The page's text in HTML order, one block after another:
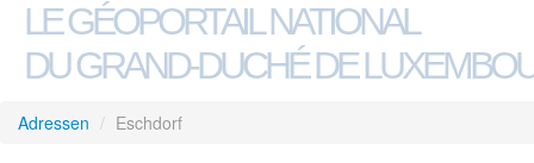
LE GÉOPORTAIL NATIONAL
DU GRAND-DUCHÉ DE
Adressen / Eschdorf